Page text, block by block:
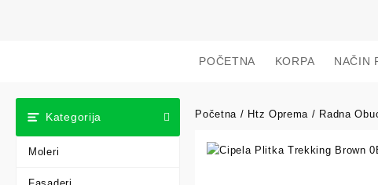
POČETNA KORPA NAČIN
Kategorija
Moleri
Početna / Htz Oprema / Radna